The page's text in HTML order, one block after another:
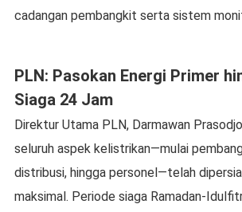
cadangan pembangkit serta sistem
PLN: Pasokan Energi Primer
Siaga 24 Jam
Direktur Utama PLN, Darmawan
seluruh aspek kelistrikan—mulai
distribusi, hingga personel—telah
maksimal. Periode siaga Ramadan-